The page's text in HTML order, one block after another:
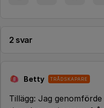
2 svar
B Betty TRÅDSKAPARE
Tillägg: Jag